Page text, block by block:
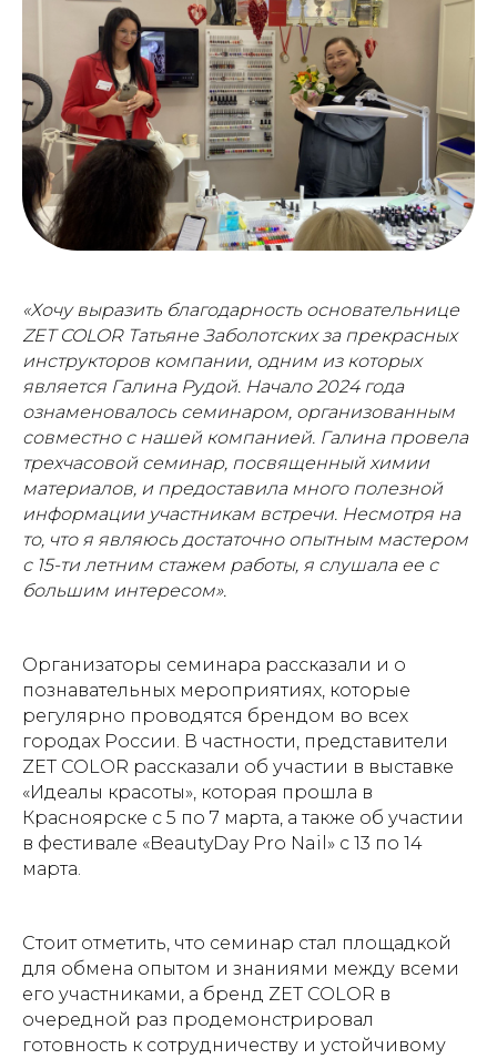
«Хочу выразить благодарность основательнице
ZET COLOR Татьяне Заболотских за прекрасных
инструкторов компании, одним из которых
является Галина Рудой. Начало 2024 года
ознаменовалось семинаром, организованным
совместно с нашей компанией. Галина провела
трехчасовой семинар, посвященный химии
материалов, и предоставила много полезной
информации участникам встречи. Несмотря на
то, что я являюсь достаточно опытным мастером
с 15-ти летним стажем работы, я слушала ее с
большим интересом».
Организаторы семинара рассказали и о
познавательных мероприятиях, которые
регулярно проводятся брендом во всех
городах России. В частности, представители
ZET COLOR рассказали об участии в выставке
«Идеалы красоты», которая прошла в
Красноярске с 5 по 7 марта, а также об участии
в фестивале «BeautyDay Pro Nail» с 13 по 14
марта.
Стоит отметить, что семинар стал площадкой
для обмена опытом и знаниями между всеми
его участниками, а бренд ZET COLOR в
очередной раз продемонстрировал
готовность к сотрудничеству и устойчивому